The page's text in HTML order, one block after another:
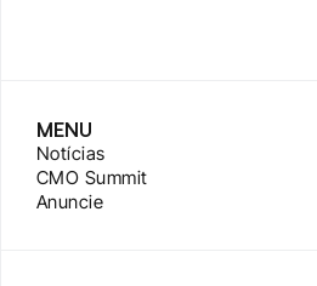
MENU
Notícias
CMO Summit
Anuncie